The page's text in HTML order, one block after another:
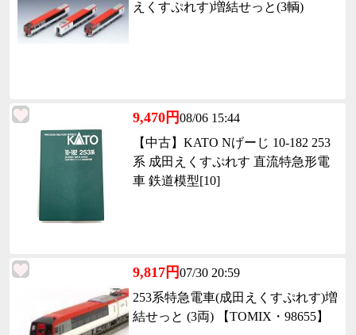
えくすぷれす)増結せっと(3輌)
9,470円08/06 15:44
【中古】KATO Nげーじ 10-182 253
系 成田えくすぷれす 直流特急形電
車 鉄道模型[10]
9,817円07/30 20:59
253系特急電車(成田えくすぷれす)増
結せっと (3両) 【TOMIX・98655】